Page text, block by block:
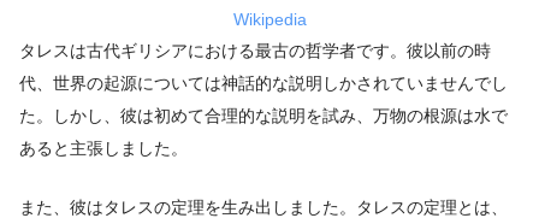
Wikipedia
タレスは古代ギリシアにおける最古の哲学者です。彼以前の時
代、世界の起源については神話的な説明しかされていませんでし
た。しかし、彼は初めて合理的な説明を試み、万物の根源は水で
あると主張しました。
また、彼はタレスの定理を生み出しました。タレスの定理とは、